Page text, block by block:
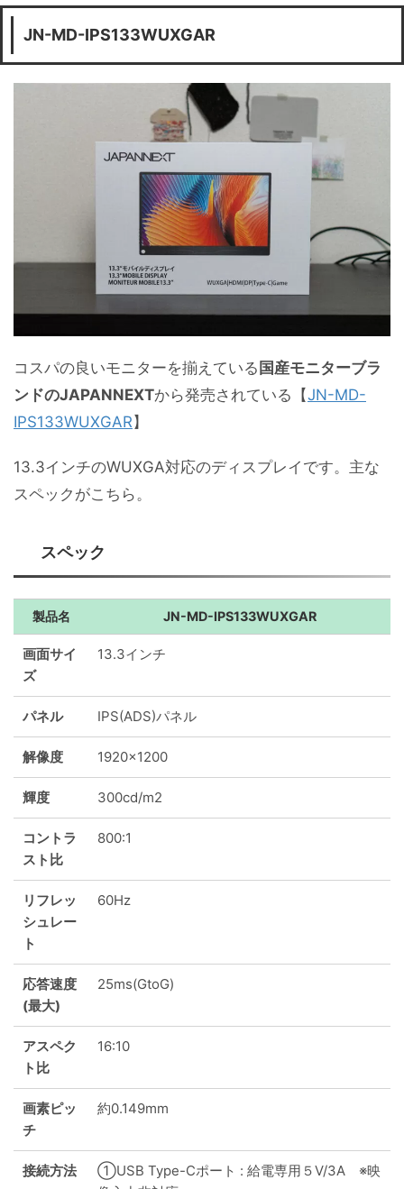
JN-MD-IPS133WUXGAR
コスパの良いモニターを揃えている 国産モニターブラ
ンドのJAPANNEXTから発売されている【JN-MD-
IPS133WUXGAR】
13.3インチのWUXGA対応のディスプレイです。主な
スペックがこちら。
スペック
製品名 JN-MD-IPS133WUXGAR
画面サイ
ズ
13.3インチ
パネル IPS(ADS)パネル
解像度 1920x1200
輝度 300cd/m2
コントラ
スト比
800:1
リフレッ
シュレー
ト
60Hz
応答速度
(最大)
25ms(GtoG)
アスペク
ト比
16:10
画素ピッ
チ
約0.149mm
接続方法
①USB Type-Cポート : 給電専用５V/3A ※映